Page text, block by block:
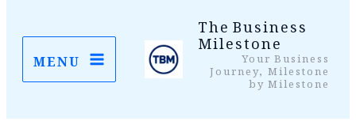
جائیں۔
The Business
MilestoneYour Business
Journey, Milestone
by Milestone
MENU